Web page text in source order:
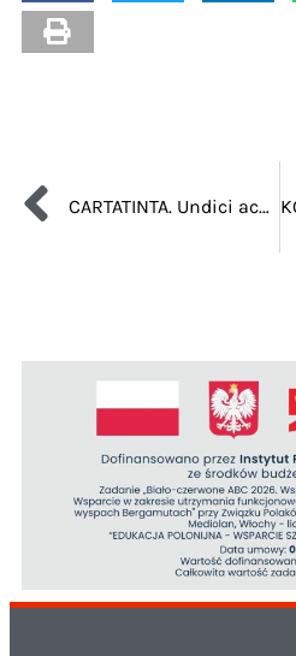
CARTATINTA. Undici acquarellisti europei